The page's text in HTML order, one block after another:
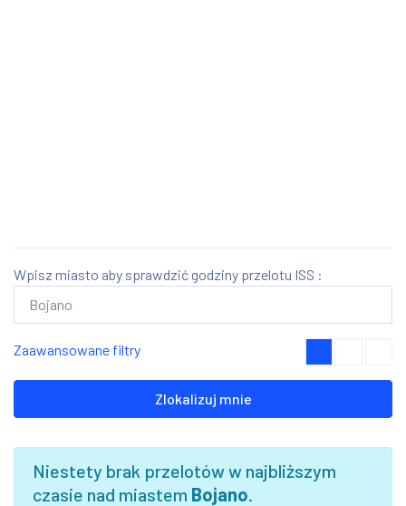
Wpisz miasto aby sprawdzić godziny przelotu ISS :
Zaawansowane filtry
Zlokalizuj mnie
Niestety brak przelotów w najbliższym
czasie nad miastem Bojano.